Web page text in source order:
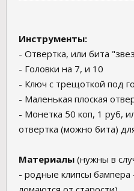
Инструменты:
- Отвертка, или бита
- Головки на 7, и 10
- Ключ с трещоткой под
- Маленькая плоская
- Монетка 50 коп, 1 руб,
отвертка (можно бита)
Материалы (нужны в
- родные клипсы